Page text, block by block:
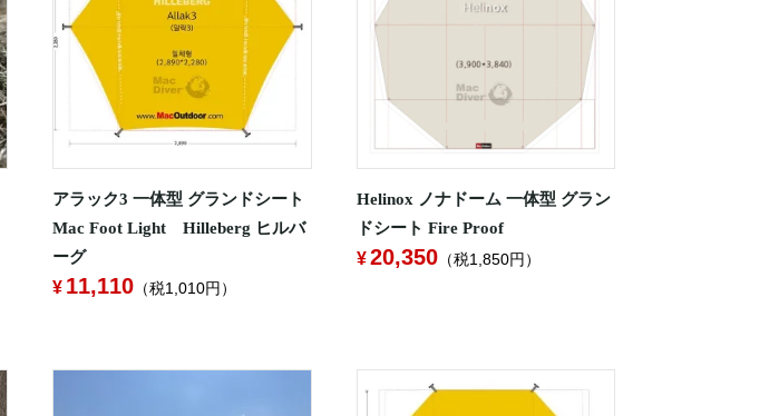
アラック3 一体型 グランドシート
Mac Foot Light Hilleberg ヒルバ
ーグ
11,110 （税1,010円）
Helinox ノナドーム 一体型 グラン
ドシート Fire Proof
20,350（税1,850円）